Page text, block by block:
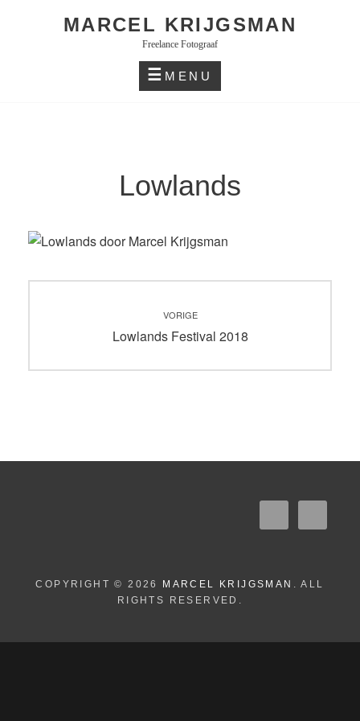
MARCEL KRIJGSMAN
Freelance Fotograaf
MENU
Lowlands
navigatie
VORIGE
Vorig
Lowlands Festival 2018
COPYRIGHT © 2026 MARCEL KRIJGSMAN . ALL
RIGHTS RESERVED.